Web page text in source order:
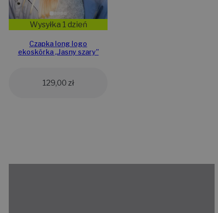
Wysyłka 1 dzień
Czapka long logo
ekoskórka „Jasny szary”
129,00 zł